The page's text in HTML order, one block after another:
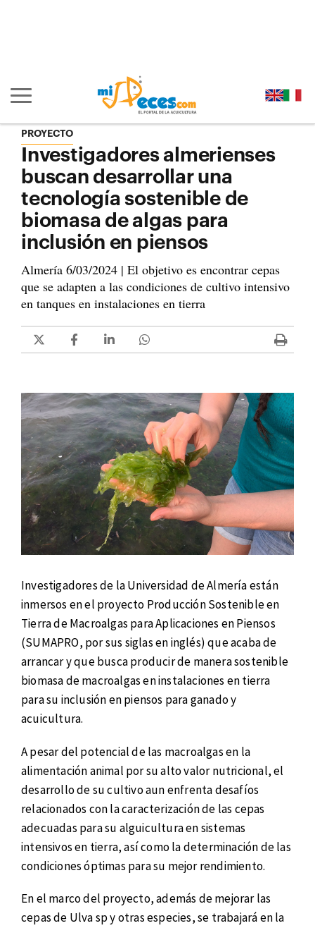
Mostrar/ocultar navegación principal
PROYECTO
Investigadores almerienses
buscan desarrollar una
tecnología sostenible de
biomasa de algas para
inclusión en piensos
Almería 6/03/2024 | El objetivo es encontrar cepas
que se adapten a las condiciones de cultivo intensivo
en tanques en instalaciones en tierra
Investigadores de la Universidad de Almería están
inmersos en el proyecto Producción Sostenible en
Tierra de Macroalgas para Aplicaciones en Piensos
(SUMAPRO, por sus siglas en inglés) que acaba de
arrancar y que busca producir de manera sostenible
biomasa de macroalgas en instalaciones en tierra
para su inclusión en piensos para ganado y
acuicultura.
A pesar del potencial de las macroalgas en la
alimentación animal por su alto valor nutricional, el
desarrollo de su cultivo aun enfrenta desafíos
relacionados con la caracterización de las cepas
adecuadas para su alguicultura en sistemas
intensivos en tierra, así como la determinación de las
condiciones óptimas para su mejor rendimiento.
En el marco del proyecto, además de mejorar las
cepas de Ulva sp y otras especies, se trabajará en la